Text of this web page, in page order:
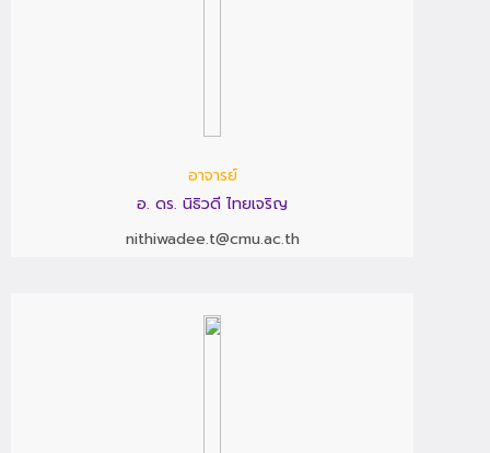
อาจารย์
อ. ดร. นิธิวดี ไทยเจริญ
nithiwadee.t@cmu.ac.th